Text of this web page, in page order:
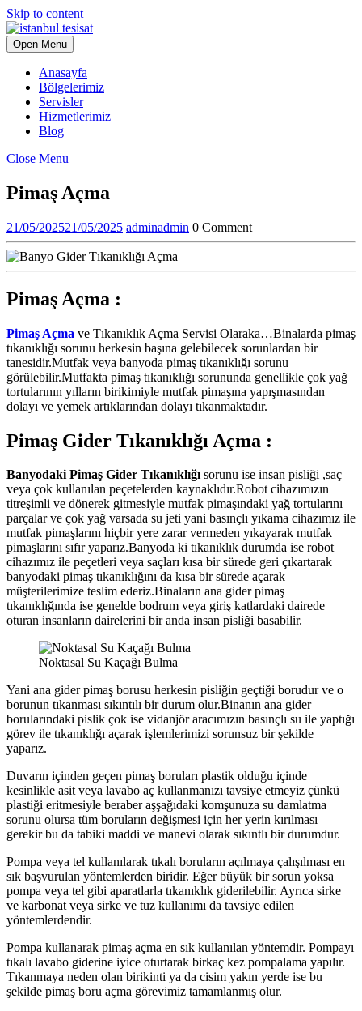
Skip to content
Open Menu
Anasayfa
Bölgelerimiz
Servisler
Hizmetlerimiz
Blog
Close Menu
Pimaş Açma
21/05/202521/05/2025 adminadmin 0 Comment
Pimaş Açma :
Pimaş Açma ve Tıkanıklık Açma Servisi Olaraka…Binalarda pimaş
tıkanıklığı sorunu herkesin başına gelebilecek sorunlardan bir
tanesidir.Mutfak veya banyoda pimaş tıkanıklığı sorunu
görülebilir.Mutfakta pimaş tıkanıklığı sorununda genellikle çok yağ
tortularının yılların birikimiyle mutfak pimaşına yapışmasından
dolayı ve yemek artıklarından dolayı tıkanmaktadır.
Pimaş Gider Tıkanıklığı Açma :
Banyodaki Pimaş Gider Tıkanıklığısorunu ise insan pisliği ,saç
veya çok kullanılan peçetelerden kaynaklıdır.Robot cihazımızın
titreşimli ve dönerek gitmesiyle mutfak pimaşındaki yağ tortularını
parçalar ve çok yağ varsada su jeti yani basınçlı yıkama cihazımız ile
mutfak pimaşlarını hiçbir yere zarar vermeden yıkayarak mutfak
pimaşlarını sıfır yaparız.Banyoda ki tıkanıklık durumda ise robot
cihazımız ile peçetleri veya saçları kısa bir sürede geri çıkartarak
banyodaki pimaş tıkanıklığını da kısa bir sürede açarak
müşterilerimize teslim ederiz.Binaların ana gider pimaş
tıkanıklığında ise genelde bodrum veya giriş katlardaki dairede
oturan insanların dairelerini bir anda insan pisliği basabilir.
Noktasal Su Kaçağı Bulma
Yani ana gider pimaş borusu herkesin pisliğin geçtiği borudur ve o
borunun tıkanması sıkıntılı bir durum olur.Binanın ana gider
borularındaki pislik çok ise vidanjör aracımızın basınçlı su ile yaptığı
görev ile tıkanıklığı açarak işlemlerimizi sorunsuz bir şekilde
yaparız.
Duvarın içinden geçen pimaş boruları plastik olduğu içinde
kesinlikle asit veya lavabo aç kullanmanızı tavsiye etmeyiz çünkü
plastiği eritmesiyle beraber aşşağıdaki komşunuza su damlatma
sorunu olursa tüm boruların değişmesi için her yerin kırılması
gerekir bu da tabiki maddi ve manevi olarak sıkıntlı bir durumdur.
Pompa veya tel kullanılarak tıkalı boruların açılmaya çalışılması en
sık başvurulan yöntemlerden biridir. Eğer büyük bir sorun yoksa
pompa veya tel gibi aparatlarla tıkanıklık giderilebilir. Ayrıca sirke
ve karbonat veya sirke ve tuz kullanımı da tavsiye edilen
yöntemlerdendir.
Pompa kullanarak pimaş açma en sık kullanılan yöntemdir. Pompayı
tıkalı lavabo giderine iyice oturtarak birkaç kez pompalama yapılır.
Tıkanmaya neden olan birikinti ya da cisim yakın yerde ise bu
şekilde pimaş boru açma görevimiz tamamlanmış olur.